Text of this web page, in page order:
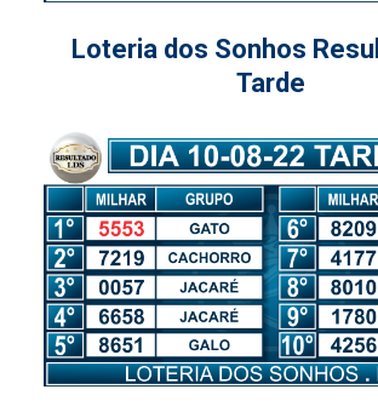
Loteria dos Sonhos
Tarde